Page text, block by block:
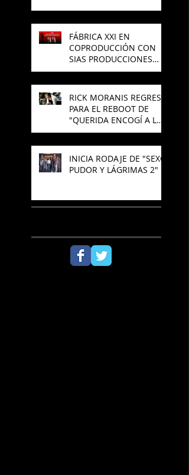
FÁBRICA XXI EN
COPRODUCCIÓN CON
SIAS PRODUCCIONES
PREPARAN NUEVA
RICK MORANIS REGRESA
PARA EL REBOOT DE
"QUERIDA ENCOGÍ A LOS
NIÑOS"
INICIA RODAJE DE "SEXO,
PUDOR Y LÁGRIMAS 2"